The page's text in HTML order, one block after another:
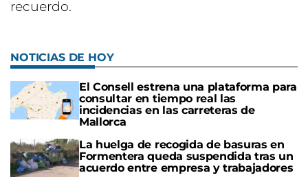
recuerdo.
NOTICIAS DE HOY
El Consell estrena una plataforma para
consultar en tiempo real las
incidencias en las carreteras de
Mallorca
La huelga de recogida de basuras en
Formentera queda suspendida tras un
acuerdo entre empresa y trabajadores